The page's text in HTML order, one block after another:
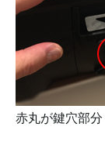
赤丸が鍵穴部分